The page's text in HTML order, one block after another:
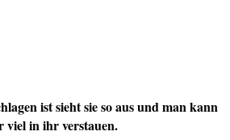
ist sieht sie so aus und man kann
viel in ihr verstauen.